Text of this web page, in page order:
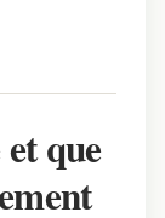
et que